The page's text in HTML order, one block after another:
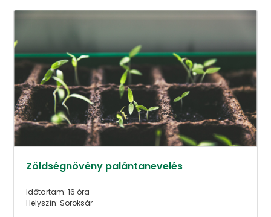
Zöldségnövény palántanevelés
Időtartam: 16 óra
Helyszín: Soroksár